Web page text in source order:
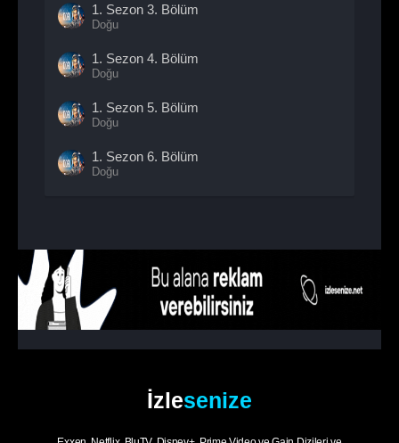
1. Sezon 3. Bölüm
Doğu
1. Sezon 4. Bölüm
Doğu
1. Sezon 5. Bölüm
Doğu
1. Sezon 6. Bölüm
Doğu
1. Sezon8. Bölüm- Sezon Finali
İzlesenize